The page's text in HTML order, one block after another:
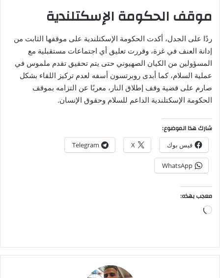
موقف الحكومة الإسكتلندية
ردًا على الجدل، أكدت الحكومة الإسكتلندية على موقفها الثابت من
إدانة العنف في غزة، وقررت تعليق أي اجتماعات مستقبلية مع
المسؤولين من الكيان الصهيوني حتى يتم تحقيق تقدم ملموس في
عملية السلام، كما أبدى روبرتسون أسفه لعدم تركيز اللقاء بشكل
صارم على قضية وقف إطلاق النار، معربًا عن التزامه بموقف
الحكومة الإسكتلندية الداعم للسلام وحقوق الإنسان.
شارك هذا الموضوع:
فيس بوك X
Telegram
WhatsApp
معجب بهذه:
جاري